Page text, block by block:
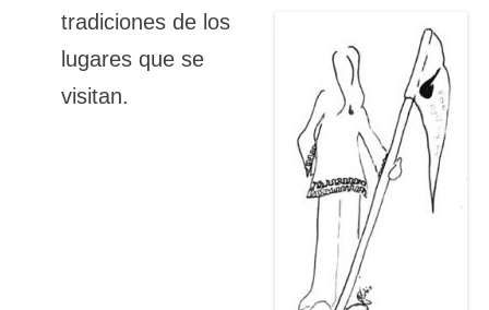
tradiciones de los
lugares que se
visitan.